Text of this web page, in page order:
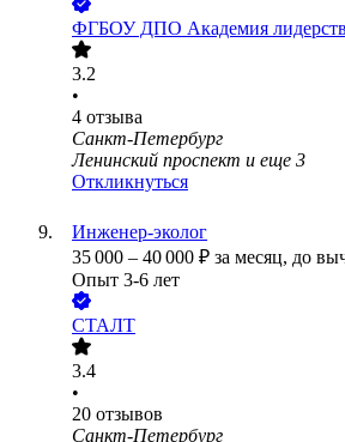
ФГБОУ ДПО Академия
3.2
•
4 отзыва
Санкт-Петербург
Ленинский проспект и еще 3
Откликнуться
Инженер-эколог
35 000 – 40 000 ₽ за месяц, до
Опыт 3-6 лет
СТАЛТ
3.4
•
20 отзывов
Санкт-Петербург